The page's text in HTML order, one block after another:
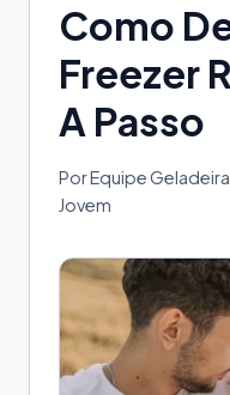
Como
Freezer
A Passo
Por Equipe Geladeira
Jovem